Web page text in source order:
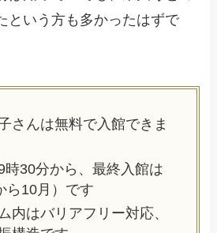
という方も多かったはずで
さんは無料で入館できま
時30分から、最終入館は
ら10月）です
内はバリアフリー対応、